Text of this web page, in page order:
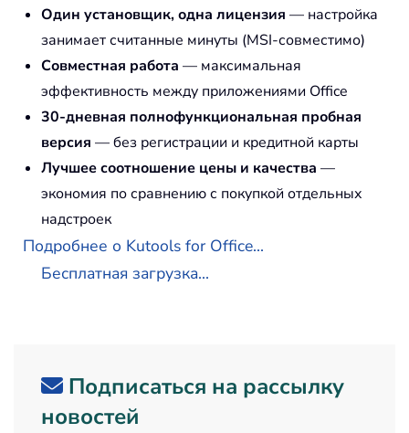
Один установщик, одна лицензия — настройка
занимает считанные минуты (MSI-совместимо)
Совместная работа — максимальная
эффективность между приложениями Office
30-дневная полнофункциональная пробная
версия — без регистрации и кредитной карты
Лучшее соотношение цены и качества —
экономия по сравнению с покупкой отдельных
надстроек
Подробнее о Kutools for Office...
Бесплатная загрузка...
Подписаться на рассылку
новостей